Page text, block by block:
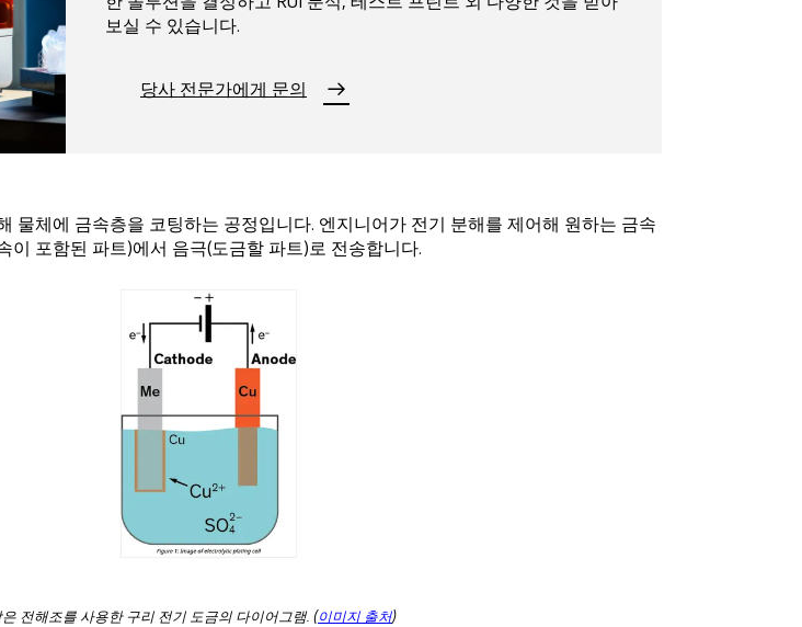
보실 수 있습니다.
당사 전문가에게 문의
물체에 금속층을 코팅하는 공정입니다. 엔지니어가 전기 분해를 제어해 원하는 금속
이 포함된 파트)에서 음극(도금할 파트)로 전송합니다.
전해조를 사용한 구리 전기 도금의 다이어그램. (이미지 출처)